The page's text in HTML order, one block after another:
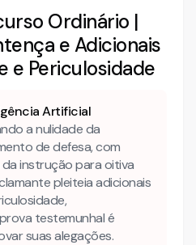
por cerceamento de defesa
Ordinário |
e Adicionais
e Periculosidade
Artificial
a nulidade da
de defesa, com
instrução para oitiva
pleiteia adicionais
testemunhal é
suas alegações.